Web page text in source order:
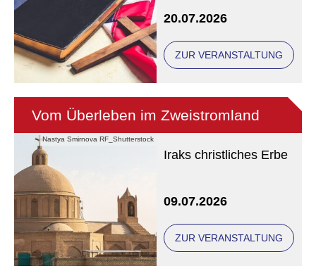
20.07.2026
ZUR VERANSTALTUNG
Nastya Smirnova RF_Shutterstock
Vom Überleben im Zweistromland
Iraks christliches Erbe
Freunde und Gönner
09.07.2026
ZUR VERANSTALTUNG